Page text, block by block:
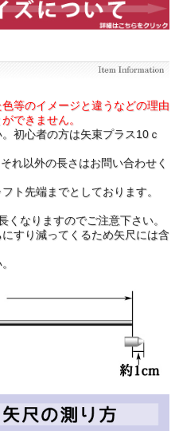
等のイメージと違うなどの理由
できません。
初心者の方は矢束プラス10ｃ
れ以外の長さはお問い合わせく
ト先端までとしております。
くなりますのでご注意下さい。
すり減ってくるため矢尺には含